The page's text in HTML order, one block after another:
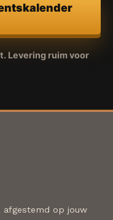
Levering ruim voor
afgestemd op jouw